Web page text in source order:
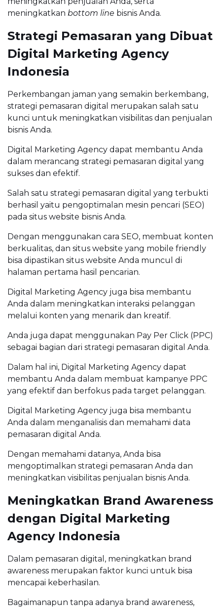
meningkatkan bottom line bisnis Anda.
Strategi Pemasaran yang Dibuat
Digital Marketing Agency
Indonesia
Perkembangan jaman yang semakin berkembang,
strategi pemasaran digital merupakan salah satu
kunci untuk meningkatkan visibilitas dan penjualan
bisnis Anda.
Digital Marketing Agency dapat membantu Anda
dalam merancang strategi pemasaran digital yang
sukses dan efektif.
Salah satu strategi pemasaran digital yang terbukti
berhasil yaitu pengoptimalan mesin pencari (SEO)
pada situs website bisnis Anda.
Dengan menggunakan cara SEO, membuat konten
berkualitas, dan situs website yang mobile friendly
bisa dipastikan situs website Anda muncul di
halaman pertama hasil pencarian.
Digital Marketing Agency juga bisa membantu
Anda dalam meningkatkan interaksi pelanggan
melalui konten yang menarik dan kreatif.
Anda juga dapat menggunakan Pay Per Click (PPC)
sebagai bagian dari strategi pemasaran digital Anda.
Dalam hal ini, Digital Marketing Agency dapat
membantu Anda dalam membuat kampanye PPC
yang efektif dan berfokus pada target pelanggan.
Digital Marketing Agency juga bisa membantu
Anda dalam menganalisis dan memahami data
pemasaran digital Anda.
Dengan memahami datanya, Anda bisa
mengoptimalkan strategi pemasaran Anda dan
meningkatkan visibilitas penjualan bisnis Anda.
Meningkatkan Brand Awareness
dengan Digital Marketing
Agency Indonesia
Dalam pemasaran digital, meningkatkan brand
awareness merupakan faktor kunci untuk bisa
mencapai keberhasilan.
Bagaimanapun tanpa adanya brand awareness,